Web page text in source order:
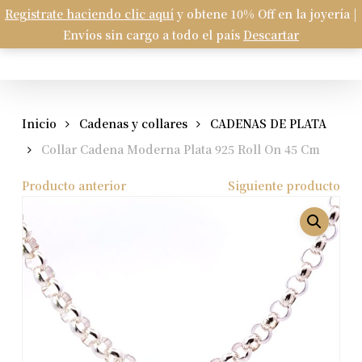
Registrate haciendo clic aquí y obtene 10% Off en la joyería |
Envíos sin cargo a todo el país Descartar
Skip
main
search
Carrito Cart
Inicio Cadenas y collares
CADENAS DE PLATA
Collar Cadena Moderna Plata 925 Roll On 45 Cm
Producto anterior Siguiente producto